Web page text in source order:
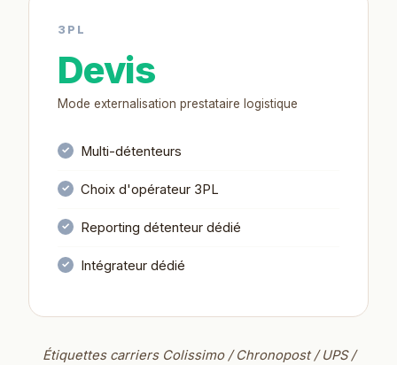
3PL
Devis
Mode externalisation prestataire logistique
Multi-détenteurs
Choix d'opérateur 3PL
Reporting détenteur dédié
Intégrateur dédié
Étiquettes carriers Colissimo / Chronopost / UPS /